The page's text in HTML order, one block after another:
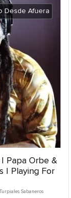
Desde Afuera
Papa Orbe &
| Playing For
Turpiales Sabaneros